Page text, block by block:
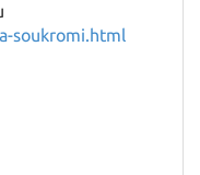
soukromi.html